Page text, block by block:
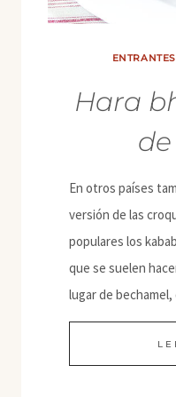
Hara
En otros países
versión de las
populares los
que se suelen
lugar de